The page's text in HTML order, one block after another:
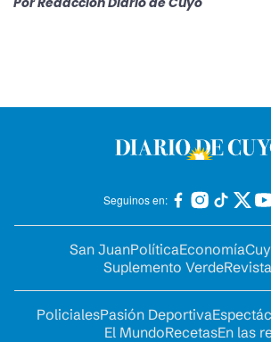
Seguinos en:
San JuanPolíticaEconomía
Suplemento Verde
PolicialesPasión Deportiva
El MundoRecetasEn las